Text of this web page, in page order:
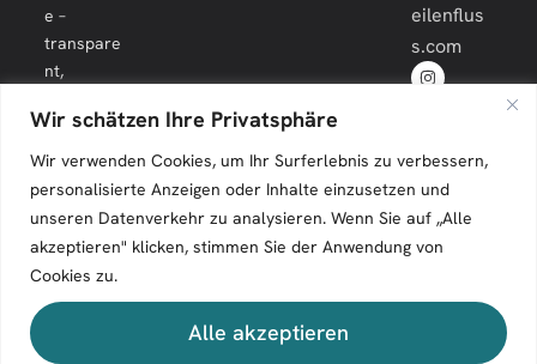
Wir schätzen Ihre Privatsphäre
Wir verwenden Cookies, um Ihr Surferlebnis zu verbessern,
personalisierte Anzeigen oder Inhalte einzusetzen und
unseren Datenverkehr zu analysieren. Wenn Sie auf „Alle
akzeptieren" klicken, stimmen Sie der Anwendung von
Cookies zu.
Alle akzeptieren
e –
transpare
nt,
und
langfristig.
eilenflus
s.com
Zeilenfluss © 2026. All Rights Reserved.